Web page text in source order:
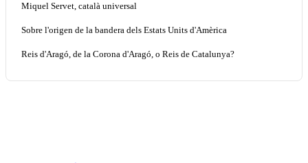
Miquel Servet, català universal
Sobre l'origen de la bandera dels Estats Units d'Amèrica
Reis d'Aragó, de la Corona d'Aragó, o Reis de Catalunya?